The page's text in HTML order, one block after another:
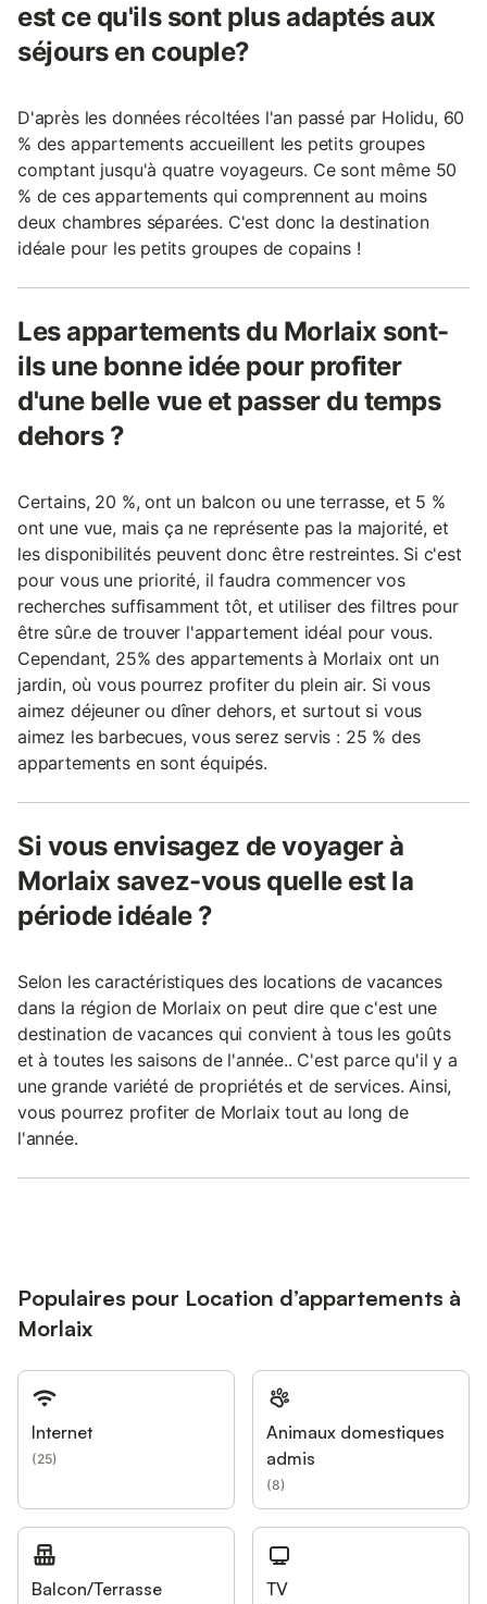
est ce qu'ils sont plus adaptés aux
séjours en couple?
D'après les données récoltées l'an passé par Holidu, 60
% des appartements accueillent les petits groupes
comptant jusqu'à quatre voyageurs. Ce sont même 50
% de ces appartements qui comprennent au moins
deux chambres séparées. C'est donc la destination
idéale pour les petits groupes de copains !
Les appartements du Morlaix sont-
ils une bonne idée pour profiter
d'une belle vue et passer du temps
dehors ?
Certains, 20 %, ont un balcon ou une terrasse, et 5 %
ont une vue, mais ça ne représente pas la majorité, et
les disponibilités peuvent donc être restreintes. Si c'est
pour vous une priorité, il faudra commencer vos
recherches suffisamment tôt, et utiliser des filtres pour
être sûr.e de trouver l'appartement idéal pour vous.
Cependant, 25% des appartements à Morlaix ont un
jardin, où vous pourrez profiter du plein air. Si vous
aimez déjeuner ou dîner dehors, et surtout si vous
aimez les barbecues, vous serez servis : 25 % des
appartements en sont équipés.
Si vous envisagez de voyager à
Morlaix savez-vous quelle est la
période idéale ?
Selon les caractéristiques des locations de vacances
dans la région de Morlaix on peut dire que c'est une
destination de vacances qui convient à tous les goûts
et à toutes les saisons de l'année.. C'est parce qu'il y a
une grande variété de propriétés et de services. Ainsi,
vous pourrez profiter de Morlaix tout au long de
l'année.
Populaires pour Location d’appartements à
Morlaix
Internet
(25)
Animaux domestiques
admis
(8)
Balcon/Terrasse TV